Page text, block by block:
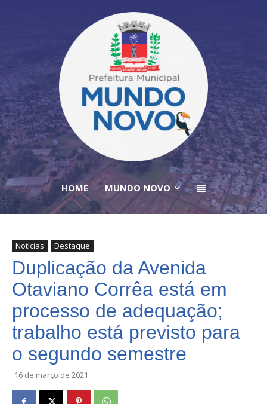
HOME MUNDO NOVO
Notícias Destaque
Duplicação da Avenida
Otaviano Corrêa está em
processo de adequação;
trabalho está previsto para
o segundo semestre
16 de março de 2021